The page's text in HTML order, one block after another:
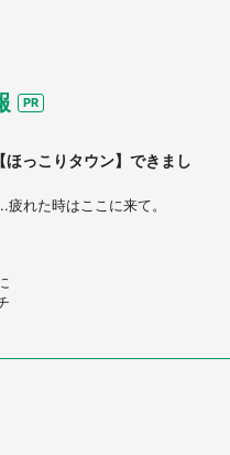
っこりタウン】できまし
れた時はここに来て。